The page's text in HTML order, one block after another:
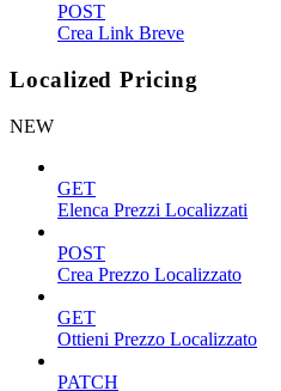
POST
Crea Link Breve
Localized Pricing
NEW
GET
Elenca Prezzi Localizzati
POST
Crea Prezzo Localizzato
GET
Ottieni Prezzo Localizzato
PATCH